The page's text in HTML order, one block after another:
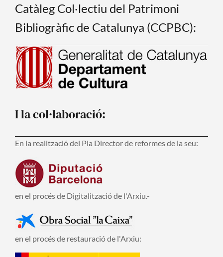
Catàleg Col·lectiu del Patrimoni
Bibliogràfic de Catalunya (CCPBC):
I la col·laboració:
En la realització del Pla Director de reformes de la seu:
en el procés de Digitalització de l'Arxiu.-
en el procés de restauració de l'Arxiu: